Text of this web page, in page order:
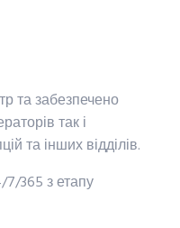
та забезпечено
так і
та інших відділів.
7/365 з етапу